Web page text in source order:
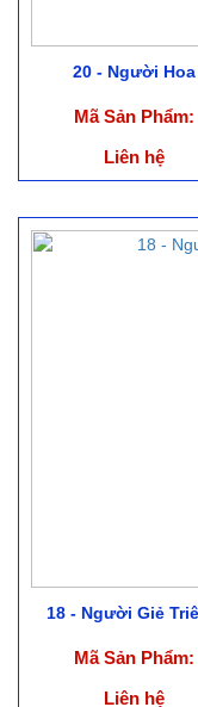
20 - Người Hoa
Mã Sản Phẩm:
Liên hệ
18 - Người Giẻ
Mã Sản Phẩm:
Liên hệ